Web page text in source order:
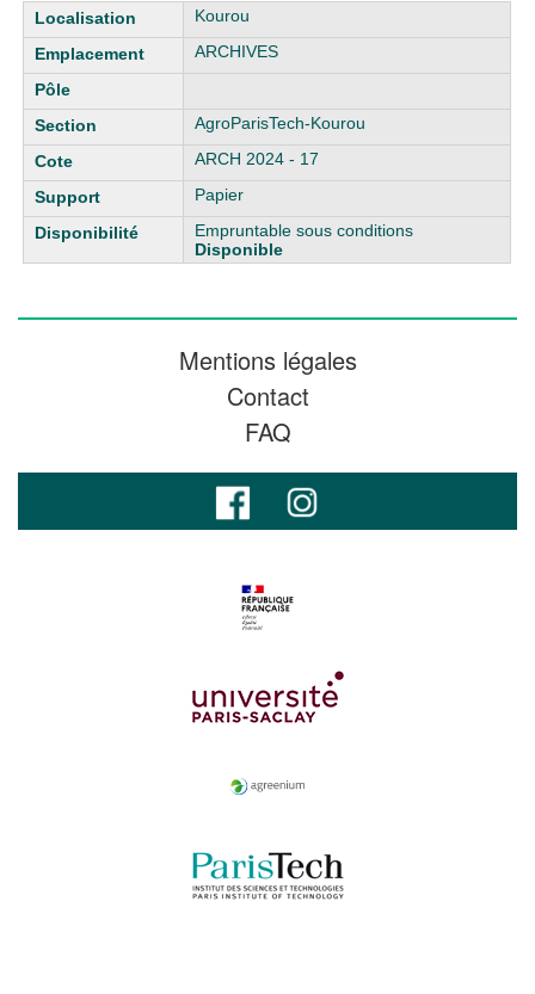
Liste des exemplaires
Kourou
ARCHIVES
AgroParisTech-Kourou
ARCH 2024 - 17
Papier
Empruntable sous conditions
Disponible
Mentions légales
Contact
FAQ